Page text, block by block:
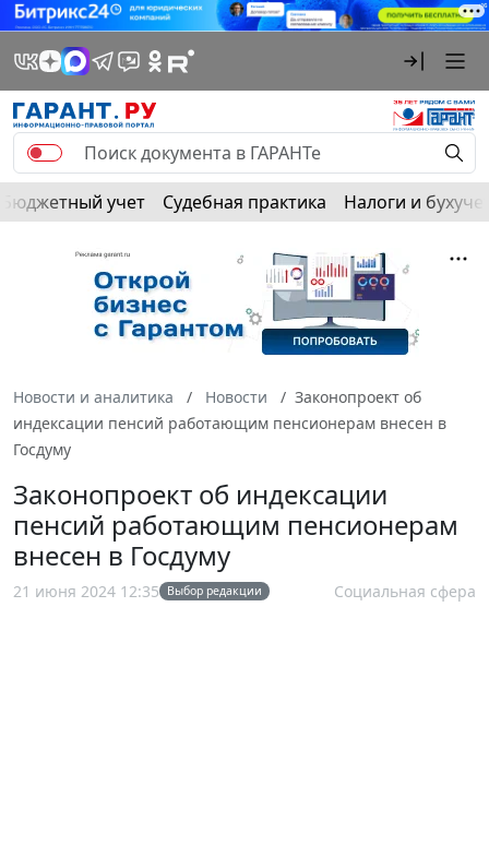
Бюджетный учет Судебная практика Налоги и
Новости и аналитика Новости
Законопроект об
индексации пенсий работающим пенсионерам внесен в
Госдуму
Законопроект об индексации
пенсий работающим пенсионерам
внесен в Госдуму
21 июня 2024 12:35 Выбор редакции Социальная сфера